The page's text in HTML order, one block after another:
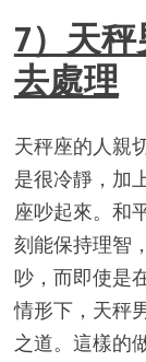
7）天
去處理
天秤座的人親
是很冷靜，加
座吵起來。和
刻能保持理智
吵，而即使是
情形下，天秤
之道。這樣的